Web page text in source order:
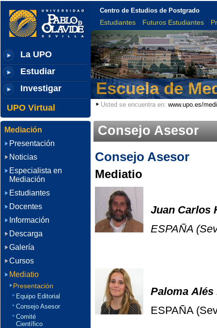
La UPO
Estudiar
Investigar
UPO Virtual
Centro de Estudios de Postgrado
Estudiantes Futuros Estudiantes
Escuela de
Usted se encuentra en: www.upo.es/
Consejo Asesor
Consejo Asesor
Mediatio
Juan Carlos
ESPAÑA
Paloma Alés
ESPAÑA
Mediación
Presentación
Noticias
Especialista en
Mediación
Estudiantes
Docentes
Información
Descarga
Galería
Cursos
Mediatio
Presentación
Equipo Editorial
Consejo Asesor
Comité
Científico